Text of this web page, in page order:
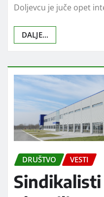
Doljevcu je juče opet
DALJE...
DRUŠTVO VESTI